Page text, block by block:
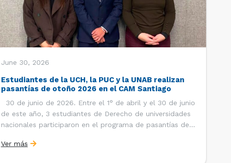
June 30, 2026
Estudiantes de la UCH, la PUC y la UNAB realizan
pasantías de otoño 2026 en el CAM Santiago
30 de junio de 2026. Entre el 1° de abril y el 30 de junio
de este año, 3 estudiantes de Derecho de universidades
nacionales participaron en el programa de pasantías del
Comercio de Santiago (CCS). Así, se realizaron […]
Ver más